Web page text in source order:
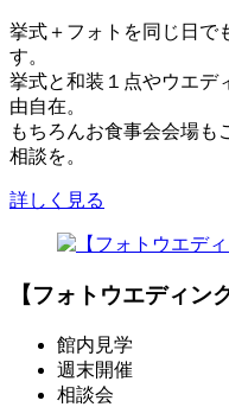
挙式＋フォトを同じ日で
す。
挙式と和装１点やウエデ
由自在。
もちろんお食事会会場も
相談を。
詳しく見る
【フォトウエディ
館内見学
週末開催
相談会